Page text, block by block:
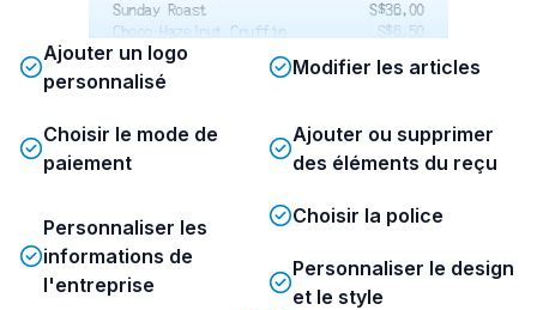
Sunday Roast
S$36.00
Choco Hazelnut Cruffin
S$6.50
Scrambled Eggs with XO Kaya
Yorkshire Pudding
Aioli set of 3
Iced Matcha Latte × 2
S$18.00
-------------------------------------
Ajouter un logo
personnalisé
Modifier les articles
Choisir le mode de
paiement
Ajouter ou supprimer
des éléments du reçu
Personnaliser les
informations de
l'entreprise
Choisir la police
Personnaliser le design
et le style